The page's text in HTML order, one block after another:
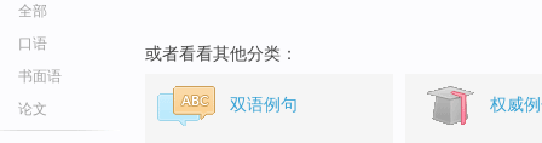
全部
口语
书面语
论文
或者看看其他分类：
双语例句 权威